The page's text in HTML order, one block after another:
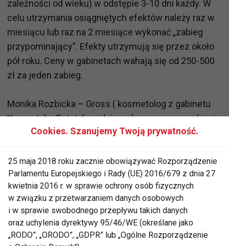
zależności od wieku) w odstępie 3-10 dni każdy. W
celu utrzymania osiągniętych efektów należy raz w
miesiącu lub raz na 2 miesiące wykonać „zabieg
przypominający”. Efekty utrzymują się przez około
pół roku. Ceny w gabinetach wahają się od 250-500
zł za jeden zabieg.
Monika Rozbicka – Gross ( kosmetolog z gabinetu
Kosmetyka-Estetyka, gdzie wykonywane są zabiegi
Agyptos) wylicza wiele zalet Agyptosa, wśród nich
cellulit, rozstępy, obrzęki ciała, jest pomocny w
leczeniu alergii, łuszczycy i egzemy.
Agyptos jest przeznaczony na całe ciało i stanowi
doskonałe uzupełnienie kuracjiodchudzających
Cookies. Szanujemy Twoją prywatność.
25 maja 2018 roku zacznie obowiązywać Rozporządzenie
Parlamentu Europejskiego i Rady (UE) 2016/679 z dnia 27
kwietnia 2016 r. w sprawie ochrony osób fizycznych
w związku z przetwarzaniem danych osobowych
i w sprawie swobodnego przepływu takich danych
oraz uchylenia dyrektywy 95/46/WE (określane jako
„RODO”, „ORODO”, „GDPR” lub „Ogólne Rozporządzenie